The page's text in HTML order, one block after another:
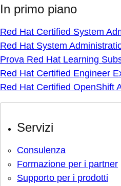
In primo piano
Red Hat Certified System
Red Hat System
Prova Red Hat Learning
Red Hat Certified Engineer
Red Hat Certified OpenShift
Servizi
Consulenza
Formazione per i partner
Supporto per i prodotti